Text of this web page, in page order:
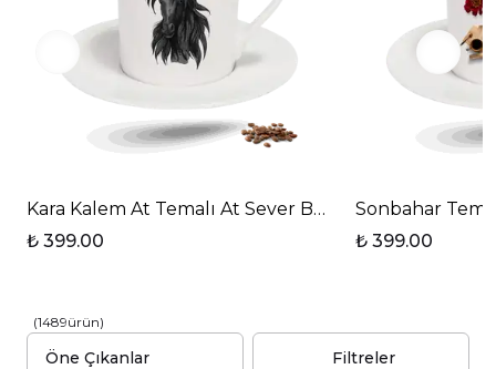
Kara Kalem At Temalı At Sever Baskılı Porselen
₺ 399.00
Sonbahar
₺ 399.00
(1489ürün)
Filtreler